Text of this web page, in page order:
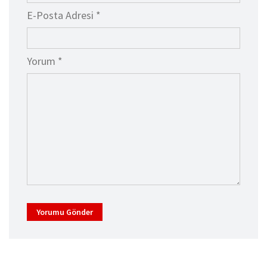
E-Posta Adresi *
Yorum *
Yorumu Gönder